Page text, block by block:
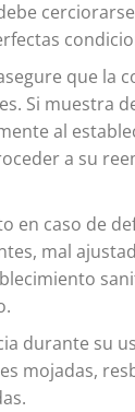
que la
Si muestra
al
a su
en caso de
mal
durante su
mojadas,